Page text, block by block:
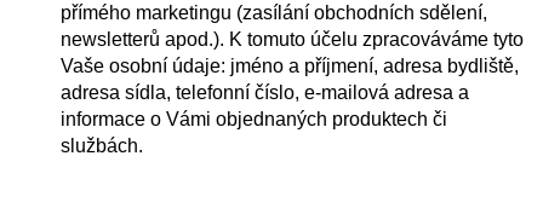
přímého marketingu (zasílání obchodních sdělení,
newsletterů apod.). K tomuto účelu zpracováváme tyto
Vaše osobní údaje: jméno a příjmení, adresa bydliště,
adresa sídla, telefonní číslo, e-mailová adresa a
informace o Vámi objednaných produktech či
službách.